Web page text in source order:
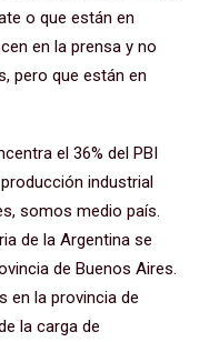
o que están en
en la prensa y no
pero que están en
el 36% del PBI
industrial
somos medio país.
de la Argentina se
de Buenos Aires.
en la provincia de
la carga de